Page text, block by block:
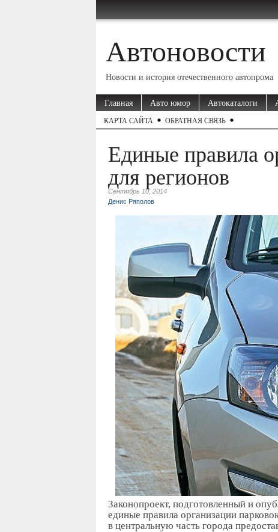
Автоновости
Новости и история отечественного автопрома
Главная Авто юмор Автокаталоги
КАРТА САЙТА ОБРАТНАЯ СВЯЗЬ
Единые правила
для регионов
Сентябрь 10, 2014
Денис Ряполов
Законопроект, подготовленный и
единые правила организации
в центральную часть города